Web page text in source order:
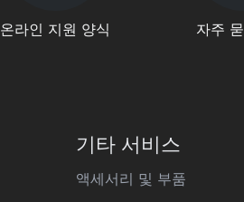
온라인 지원 양식 자주
기타 서비스
액세서리 및 부품